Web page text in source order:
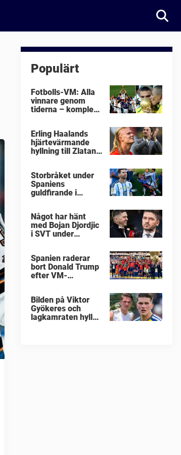
Populärt
Fotbolls-VM: Alla
vinnare genom
tiderna – komplett
Erling Haalands
hjärtevärmande
hyllning till Zlatan
Storbråket under
Spaniens
guldfirande i
Något har hänt
med Bojan Djordjic
i SVT under
Spanien raderar
bort Donald Trump
efter VM-
Bilden på Viktor
Gyökeres och
lagkamraten hyllas